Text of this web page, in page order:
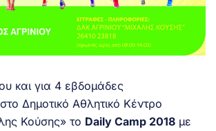
και για 4 εβδομάδες
Δημοτικό Αθλητικό Κέντρο
Κούσης» το Daily Camp 2018 με